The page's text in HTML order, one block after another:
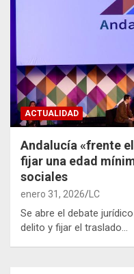
ACTUALIDAD
Andalucía «frente
fijar una edad
sociales
enero 31, 2026 LC
Se abre el debate
delito y fijar el traslado…